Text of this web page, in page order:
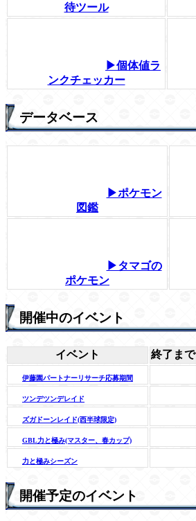
待ツール
▶個体値ラ
ンクチェッカー
データベース
▶ポケモン
図鑑
▶タマゴの
ポケモン
開催中のイベント
イベント 終了まで
伊藤園パートナーリサーチ応募期間
ツンデツンデレイド
ズガドーンレイド(西半球限定)
GBL力と極み(マスター、春カップ)
力と極みシーズン
開催予定のイベント